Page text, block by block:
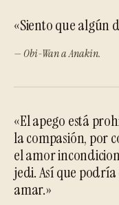
«Siento que algún
— Obi-Wan a Anakin.
«El apego está
la compasión, por
el amor
jedi. Así que
amar.»